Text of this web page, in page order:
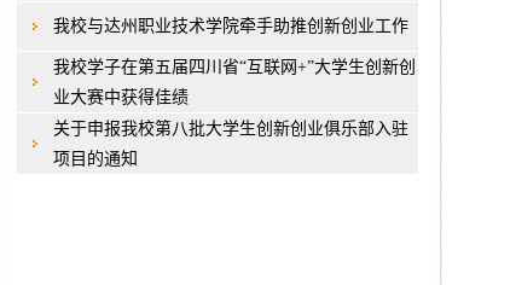
我校与达州职业技术学院牵手助推创新创业工作
我校学子在第五届四川省“互联网+”大学生创新创
业大赛中获得佳绩
关于申报我校第八批大学生创新创业俱乐部入驻
项目的通知